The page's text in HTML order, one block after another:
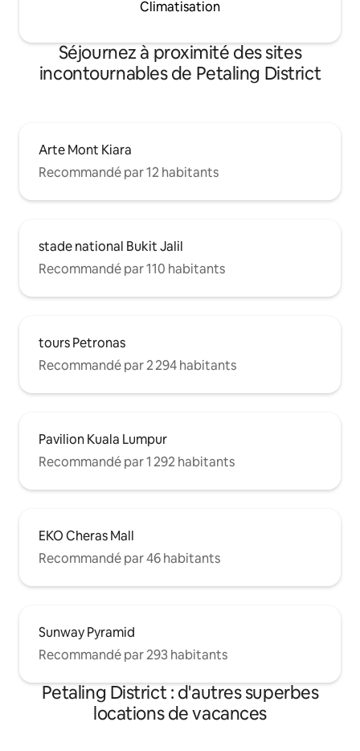
Climatisation
Séjournez à proximité des sites
incontournables de Petaling District
Arte Mont Kiara
Recommandé par 12 habitants
stade national Bukit Jalil
Recommandé par 110 habitants
tours Petronas
Recommandé par 2 294 habitants
Pavilion Kuala Lumpur
Recommandé par 1 292 habitants
EKO Cheras Mall
Recommandé par 46 habitants
Sunway Pyramid
Recommandé par 293 habitants
Petaling District : d'autres superbes
locations de vacances